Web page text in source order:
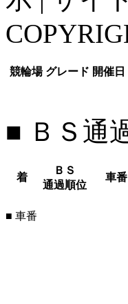
競輪場 グレード 開催日
■ ＢＳ通
着
ＢＳ
通過順位
車番
■ 車番